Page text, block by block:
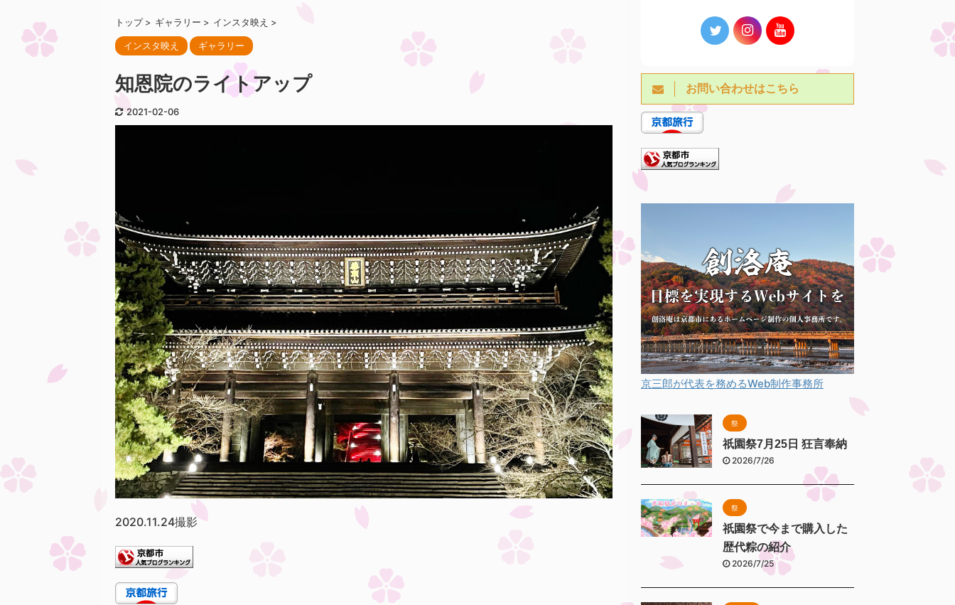
菊水鉾2025年 鯉
巨山2023年 伯牙
に参加する伯牙山 琴
伯牙が友人の死を嘆
とメディアでの露出は少なく、地
元民に聞いてもあまり知られてい
ないにも関わらず、開店前には数
百人の大行列ができるとのこと。
やはり、販売が年間で祇園祭の宵
山7/16のみというのが行列の要因
行した際、当店当主が大峰山（奈
泉正寺学区の有志らによって結成
された組織で、神幸祭・還幸祭に
おいて、神輿が通る前に巨大な榊
によって道中を清める役割があり
ます。 かつては中御座、東御座、
流れに変更されました。 今年
2026年はオンライン整理券になっ
物の形をした「駒形」です。神幸
祭・還幸祭ではこの駒形を首に吊
り下げた稚児が神輿を先導する形
社の神輿は荒御魂の駒形が無けれ
ば神社から神輿を１歩も動かして
はならぬ。もし駒形の到着なくし
て神輿を動かせば必ず疫病が蔓延
し、人々が大いに苦しむことにな
150cmもの長い棒を振り回す所作
があります。 当日の巡行では遠く
が、今回の元祇園 梛神社での奉納
トップ > ギャラリー > インスタ映え >
インスタ映え ギャラリー
知恩院のライトアップ
2021-02-06
2020.11.24撮影
お問い合わせはこちら
京三郎が代表を務めるWeb制作事務所
祭
祇園祭7月25日 狂言奉納
2026/7/26
祭
祇園祭で今まで購入した
歴代粽の紹介
2026/7/25